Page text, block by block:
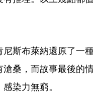
斯布萊納還原了一種
桑，而故事最後的情
染力無窮。